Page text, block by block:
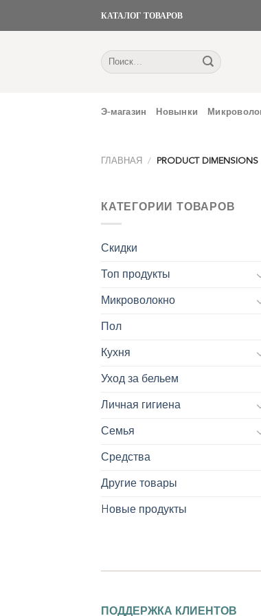
КАТАЛОГ ТОВАРОВ
Искать:
Э-магазин Новынки
ГЛАВНАЯ / PRODUCT DIMENSIONS
КАТЕГОРИИ ТОВАРОВ
Скидки
Топ продукты
Микроволокно
Пол
Кухня
Уход за бельем
Личная гигиена
Семья
Средства
Другие товары
Hовые продукты
ПОДДЕРЖКА КЛИЕНТОВ